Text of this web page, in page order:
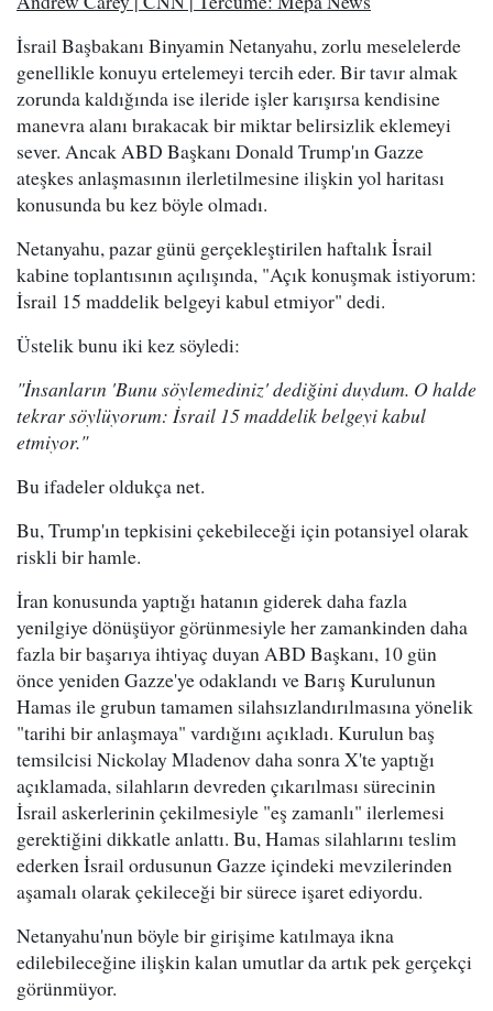
İsrail Başbakanı Binyamin Netanyahu, zorlu meselelerde
genellikle konuyu ertelemeyi tercih eder. Bir tavır almak
zorunda kaldığında ise ileride işler karışırsa kendisine
manevra alanı bırakacak bir miktar belirsizlik eklemeyi
sever. Ancak ABD Başkanı Donald Trump'ın Gazze
ateşkes anlaşmasının ilerletilmesine ilişkin yol haritası
konusunda bu kez böyle olmadı.
Netanyahu, pazar günü gerçekleştirilen haftalık İsrail
kabine toplantısının açılışında, "Açık konuşmak istiyorum:
İsrail 15 maddelik belgeyi kabul etmiyor" dedi.
Üstelik bunu iki kez söyledi:
"İnsanların 'Bunu söylemediniz' dediğini duydum. O halde
tekrar söylüyorum: İsrail 15 maddelik belgeyi kabul
etmiyor."
Bu ifadeler oldukça net.
Bu, Trump'ın tepkisini çekebileceği için potansiyel olarak
riskli bir hamle.
İran konusunda yaptığı hatanın giderek daha fazla
yenilgiye dönüşüyor görünmesiyle her zamankinden daha
fazla bir başarıya ihtiyaç duyan ABD Başkanı, 10 gün
önce yeniden Gazze'ye odaklandı ve Barış Kurulunun
Hamas ile grubun tamamen silahsızlandırılmasına yönelik
"tarihi bir anlaşmaya" vardığını açıkladı. Kurulun baş
temsilcisi Nickolay Mladenov daha sonra X'te yaptığı
açıklamada, silahların devreden çıkarılması sürecinin
İsrail askerlerinin çekilmesiyle "eş zamanlı" ilerlemesi
gerektiğini dikkatle anlattı. Bu, Hamas silahlarını teslim
ederken İsrail ordusunun Gazze içindeki mevzilerinden
aşamalı olarak çekileceği bir sürece işaret ediyordu.
Netanyahu'nun böyle bir girişime katılmaya ikna
edilebileceğine ilişkin kalan umutlar da artık pek gerçekçi
görünmüyor.